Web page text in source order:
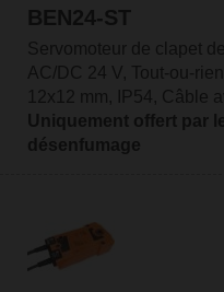
BEN24-ST
Servomoteur de clapet
AC/DC 24 V, Tout-ou-
12x12 mm, IP54, Câble
Uniquement offert par
désenfumage